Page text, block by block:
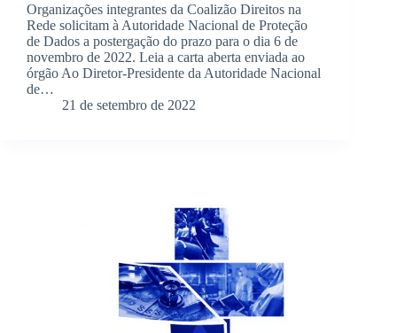
Organizações integrantes da Coalizão Direitos na
Rede solicitam à Autoridade Nacional de Proteção
de Dados a postergação do prazo para o dia 6 de
novembro de 2022. Leia a carta aberta enviada ao
órgão Ao Diretor-Presidente da Autoridade Nacional
de…
21 de setembro de 2022